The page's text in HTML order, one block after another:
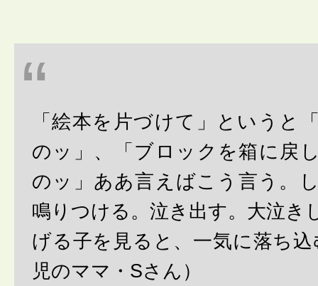
「絵本を片づけて」というと
のッ」、「ブロックを箱に戻
のッ」ああ言えばこう言う。
鳴りつける。泣き出す。大泣き
げる子を見ると、一気に落ち
児のママ・Sさん）